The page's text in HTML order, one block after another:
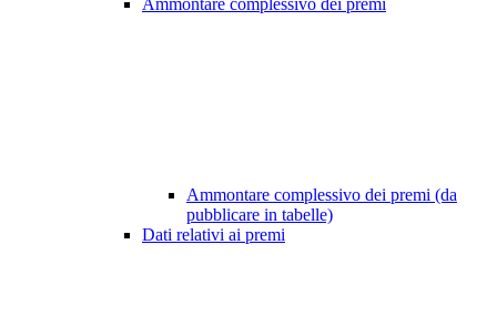
Ammontare complessivo dei premi
Ammontare complessivo dei premi (da
pubblicare in tabelle)
Dati relativi ai premi